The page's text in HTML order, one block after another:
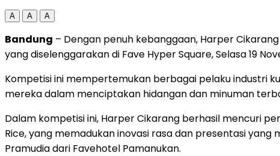
A A A
Bandung – Dengan penuh kebanggaan, Harper
yang diselenggarakan di Fave Hyper Square, Selasa 19
Kompetisi ini mempertemukan berbagai pelaku industri
mereka dalam menciptakan hidangan dan minuman
Dalam kompetisi ini, Harper Cikarang berhasil mencuri
Rice, yang memadukan inovasi rasa dan presentasi
Pramudia dari Favehotel Pamanukan.